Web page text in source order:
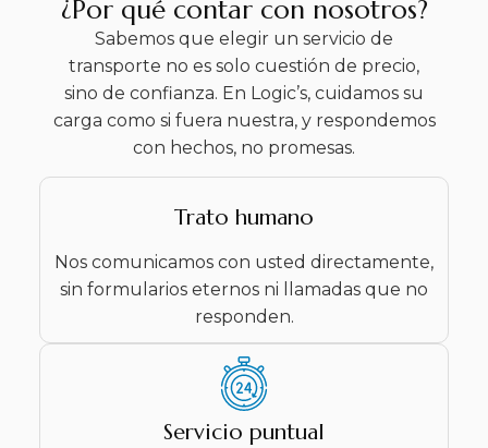
¿Por qué contar con nosotros?
Sabemos que elegir un servicio de
transporte no es solo cuestión de precio,
sino de confianza. En Logic’s, cuidamos su
carga como si fuera nuestra, y respondemos
con hechos, no promesas.
Trato humano
Nos comunicamos con usted directamente,
sin formularios eternos ni llamadas que no
responden.
Servicio puntual